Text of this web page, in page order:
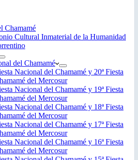
Chamamé
Cultural Inmaterial de la Humanidad
del Chamamé
Nacional del Chamamé y 20ª Fiesta
del Mercosur
Nacional del Chamamé y 19ª Fiesta
del Mercosur
Nacional del Chamamé y 18ª Fiesta
del Mercosur
Nacional del Chamamé y 17ª Fiesta
del Mercosur
Nacional del Chamamé y 16ª Fiesta
del Mercosur